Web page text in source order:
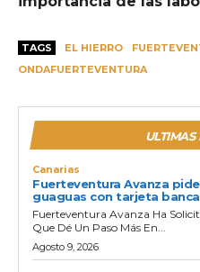
TAGS EL HIERRO
ONDAFUERTEVENTURA
ULTIMAS
Canarias
Fuerteventura Avanza
guaguas con tarjeta
Fuerteventura Avanza Ha
Que Dé Un Paso Más En...
Agosto 9, 2026